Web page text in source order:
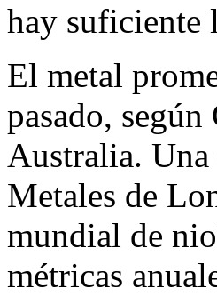
hay suficiente
El metal
pasado, según
Australia. Una
Metales de
mundial de
métricas